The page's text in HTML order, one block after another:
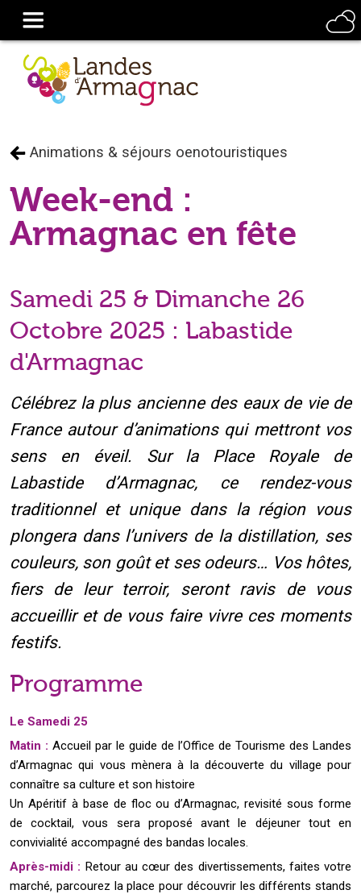
Animations & séjours oenotouristiques
Week-end :
Armagnac en fête
Samedi 25 & Dimanche 26
Octobre 2025 : Labastide
d'Armagnac
Célébrez la plus ancienne des eaux de vie de
France autour d’animations qui mettront vos
sens en éveil. Sur la Place Royale de
Labastide d’Armagnac, ce rendez-vous
traditionnel et unique dans la région vous
plongera dans l’univers de la distillation, ses
couleurs, son goût et ses odeurs… Vos hôtes,
fiers de leur terroir, seront ravis de vous
accueillir et de vous faire vivre ces moments
festifs.
Programme
Le Samedi 25
Matin : Accueil par le guide de l’Office de Tourisme des Landes
d’Armagnac qui vous mènera à la découverte du village pour
connaître sa culture et son histoire
Un Apéritif à base de floc ou d’Armagnac, revisité sous forme
de cocktail, vous sera proposé avant le déjeuner tout en
convivialité accompagné des bandas locales.
Après-midi : Retour au cœur des divertissements, faites votre
marché, parcourez la place pour découvrir les différents stands